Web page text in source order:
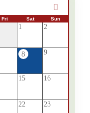
Fri Sat Sun
1 2
8 9
15 16
22 23